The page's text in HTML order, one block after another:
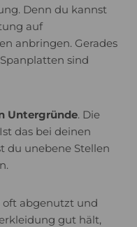
Denn du kannst
auf
anbringen. Gerades
sind
Untergründe. Die
das bei deinen
du unebene Stellen
oft abgenutzt und
gut hält,